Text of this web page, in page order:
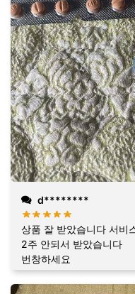
d********
상품 잘 받았습니다 서비
2주 안되서 받았습니다
번창하세요